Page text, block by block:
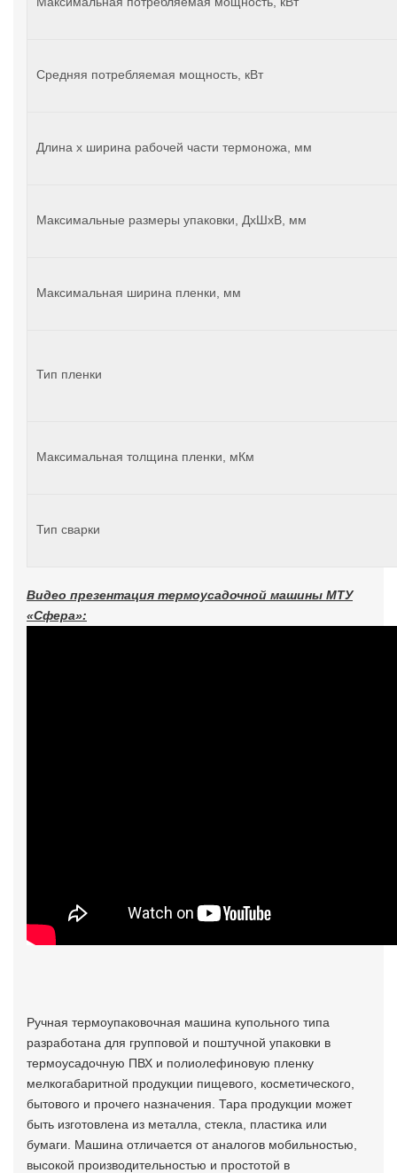
Средняя потребляемая мощность, кВт
Длина х ширина рабочей части термоножа, мм
Максимальные размеры упаковки, ДхШхВ, мм
Максимальная ширина пленки, мм
Тип пленки
Максимальная толщина пленки, мКм
Тип сварки
Видео презентация термоусадочной машины МТУ
«Сфера»:
Ручная термоупаковочная машина купольного типа
разработана для групповой и поштучной упаковки в
термоусадочную ПВХ и полиолефиновую пленку
мелкогабаритной продукции пищевого, косметического,
бытового и прочего назначения. Тара продукции может
быть изготовлена из металла, стекла, пластика или
бумаги. Машина отличается от аналогов мобильностью,
высокой производительностью и простотой в